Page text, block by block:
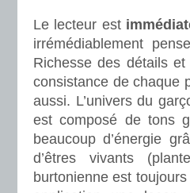
Le lecteur est
irrémédiablement
Richesse des détails
consistance de chaque
aussi. L’univers du
est composé de tons
beaucoup d’énergie
d’êtres vivants
burtonienne est